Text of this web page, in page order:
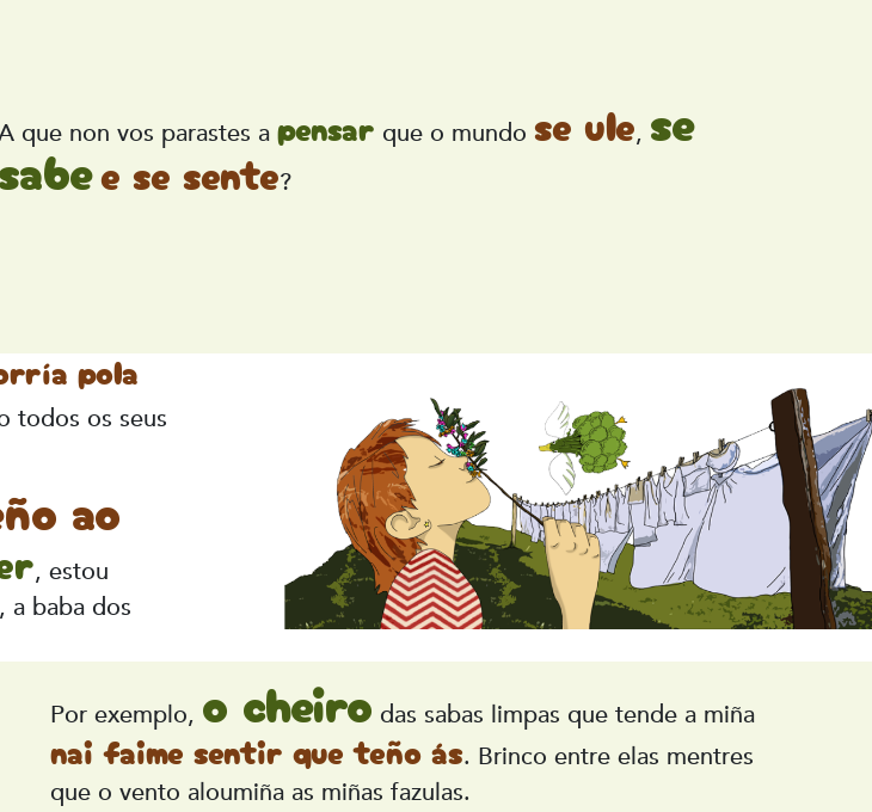
que non vos parastes a pensar que o mundo se ule, se
sabee se sente?
pola
todos os seus
ao
, estou
a baba dos
Por exemplo, o cheiro das sabas limpas que tende a miña
nai faime sentir que teño ás. Brinco entre elas mentres
que o vento aloumiña as miñas fazulas.